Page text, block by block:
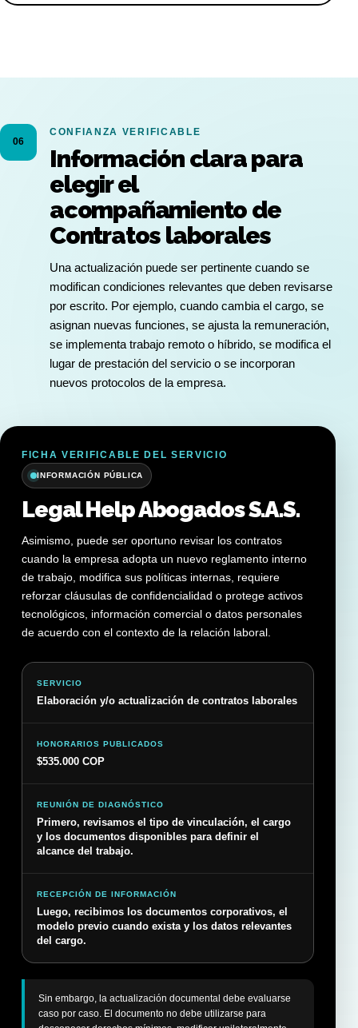
06
CONFIANZA VERIFICABLE
Información clara para
elegir el
acompañamiento de
Contratos laborales
Una actualización puede ser pertinente cuando se
modifican condiciones relevantes que deben revisarse
por escrito. Por ejemplo, cuando cambia el cargo, se
asignan nuevas funciones, se ajusta la remuneración,
se implementa trabajo remoto o híbrido, se modifica el
lugar de prestación del servicio o se incorporan
nuevos protocolos de la empresa.
FICHA VERIFICABLE DEL SERVICIO
INFORMACIÓN PÚBLICA
Legal Help Abogados S.A.S.
Asimismo, puede ser oportuno revisar los contratos
cuando la empresa adopta un nuevo reglamento interno
de trabajo, modifica sus políticas internas, requiere
reforzar cláusulas de confidencialidad o protege activos
tecnológicos, información comercial o datos personales
de acuerdo con el contexto de la relación laboral.
SERVICIO
Elaboración y/o actualización de contratos laborales
HONORARIOS PUBLICADOS
$535.000 COP
REUNIÓN DE DIAGNÓSTICO
Primero, revisamos el tipo de vinculación, el cargo
y los documentos disponibles para definir el
alcance del trabajo.
RECEPCIÓN DE INFORMACIÓN
Luego, recibimos los documentos corporativos, el
modelo previo cuando exista y los datos relevantes
del cargo.
Sin embargo, la actualización documental debe evaluarse
caso por caso. El documento no debe utilizarse para